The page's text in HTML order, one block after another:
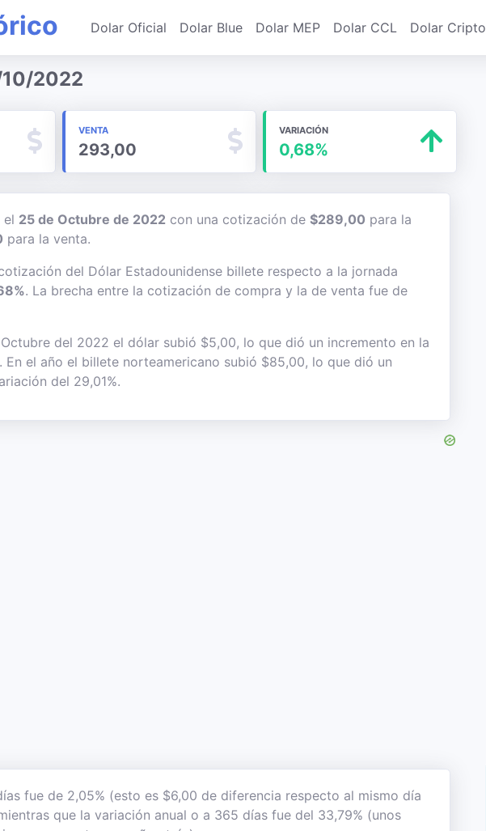
Dolar Oficial Dolar Blue Dolar MEP Dolar CCL Dolar Cripto
2022
VENTA
293,00
VARIACIÓN
0,68%
el 25 de Octubre de 2022 con una cotización de $289,00 para la
para la venta.
del Dólar Estadounidense billete respecto a la jornada
. La brecha entre la cotización de compra y la de venta fue de
del 2022 el dólar subió $5,00, lo que dió un incremento en la
En el año el billete norteamericano subió $85,00, lo que dió un
del 29,01%.
fue de 2,05% (esto es $6,00 de diferencia respecto al mismo día
que la variación anual o a 365 días fue del 33,79% (unos